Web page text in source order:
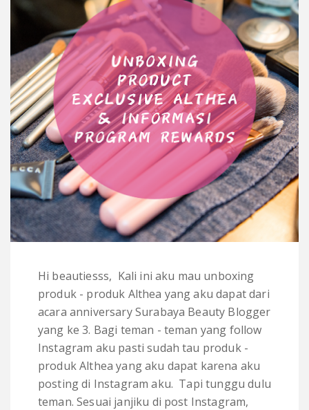
Hi beautiesss, Kali ini aku mau unboxing
produk - produk Althea yang aku dapat dari
acara anniversary Surabaya Beauty Blogger
yang ke 3. Bagi teman - teman yang follow
Instagram aku pasti sudah tau produk -
produk Althea yang aku dapat karena aku
posting di Instagram aku. Tapi tunggu dulu
teman. Sesuai janjiku di post Instagram,